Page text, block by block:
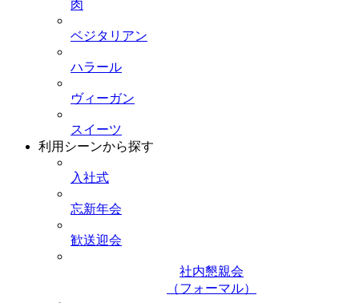
肉
ベジタリアン
ハラール
ヴィーガン
スイーツ
利用シーンから探す
入社式
忘新年会
歓送迎会
社内懇親会
（フォーマル）